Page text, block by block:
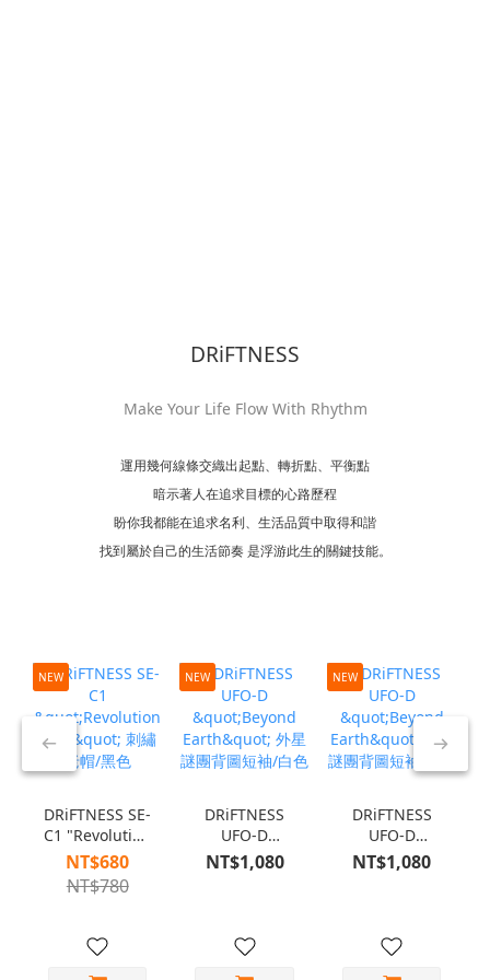
DRiFTNESS
Make Your Life Flow With Rhythm
運用幾何線條交織出起點、轉折點、平衡點
暗示著人在追求目標的心路歷程
盼你我都能在追求名利、生活品質中取得和諧
找到屬於自己的生活節奏 是浮游此生的關鍵技能。
NEW
DRiFTNESS SE-
C1 "Revolution
Club" 刺繡老
帽/黑色
NT$680
NT$780
NEW
DRiFTNESS
UFO-D
"Beyond
Earth" 外星謎
NT$1,080
NEW
DRiFTNESS
UFO-D
"Beyond
Earth" 外星謎
NT$1,080